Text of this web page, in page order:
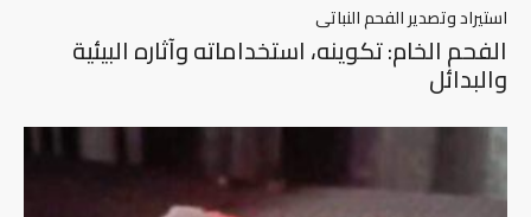
استيراد وتصدير الفحم النباتى
الفحم الخام: تكوينه، استخداماته وآثاره البيئية
والبدائل